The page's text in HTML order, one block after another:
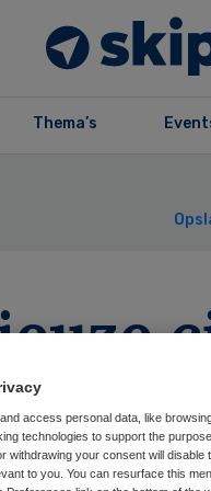
Thema’s
access personal data, like
technologies to support the
withdrawing your consent will
to you. You can resurface this